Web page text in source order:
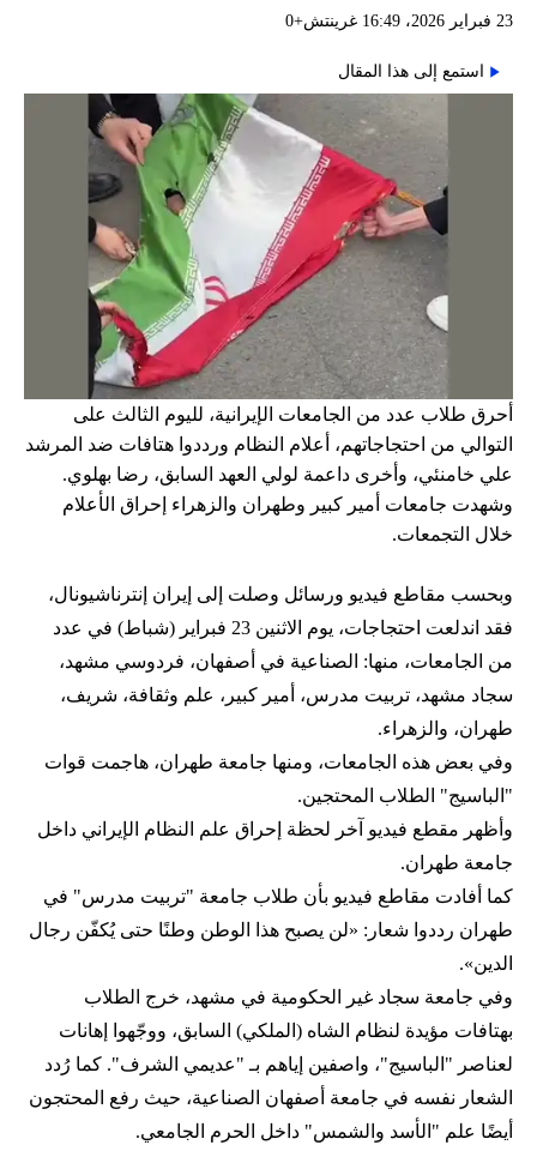
23 فبراير 2026، 16:49 غرينتش+0
استمع إلى هذا المقال
أحرق طلاب عدد من الجامعات الإيرانية، لليوم الثالث على
التوالي من احتجاجاتهم، أعلام النظام ورددوا هتافات ضد المرشد
علي خامنئي، وأخرى داعمة لولي العهد السابق، رضا بهلوي.
وشهدت جامعات أمير كبير وطهران والزهراء إحراق الأعلام
خلال التجمعات.
وبحسب مقاطع فيديو ورسائل وصلت إلى إيران إنترناشيونال،
فقد اندلعت احتجاجات، يوم الاثنين 23 فبراير (شباط) في عدد
من الجامعات، منها: الصناعية في أصفهان، فردوسي مشهد،
سجاد مشهد، تربيت مدرس، أمير كبير، علم وثقافة، شريف،
طهران، والزهراء.
وفي بعض هذه الجامعات، ومنها جامعة طهران، هاجمت قوات
"الباسيج" الطلاب المحتجين.
وأظهر مقطع فيديو آخر لحظة إحراق علم النظام الإيراني داخل
جامعة طهران.
كما أفادت مقاطع فيديو بأن طلاب جامعة "تربيت مدرس" في
طهران رددوا شعار: «لن يصبح هذا الوطن وطنًا حتى يُكفّن رجال
الدين».
وفي جامعة سجاد غير الحكومية في مشهد، خرج الطلاب
بهتافات مؤيدة لنظام الشاه (الملكي) السابق، ووجّهوا إهانات
لعناصر "الباسيج"، واصفين إياهم بـ "عديمي الشرف". كما رُدد
الشعار نفسه في جامعة أصفهان الصناعية، حيث رفع المحتجون
أيضًا علم "الأسد والشمس" داخل الحرم الجامعي.